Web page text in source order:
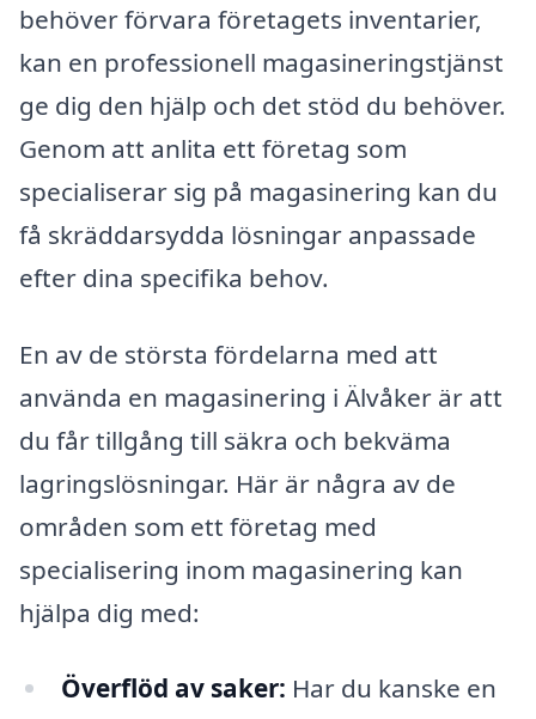
behöver förvara företagets inventarier,
kan en professionell magasineringstjänst
ge dig den hjälp och det stöd du behöver.
Genom att anlita ett företag som
specialiserar sig på magasinering kan du
få skräddarsydda lösningar anpassade
efter dina specifika behov.
En av de största fördelarna med att
använda en magasinering i Älvåker är att
du får tillgång till säkra och bekväma
lagringslösningar. Här är några av de
områden som ett företag med
specialisering inom magasinering kan
hjälpa dig med:
Överflöd av saker: Har du kanske en